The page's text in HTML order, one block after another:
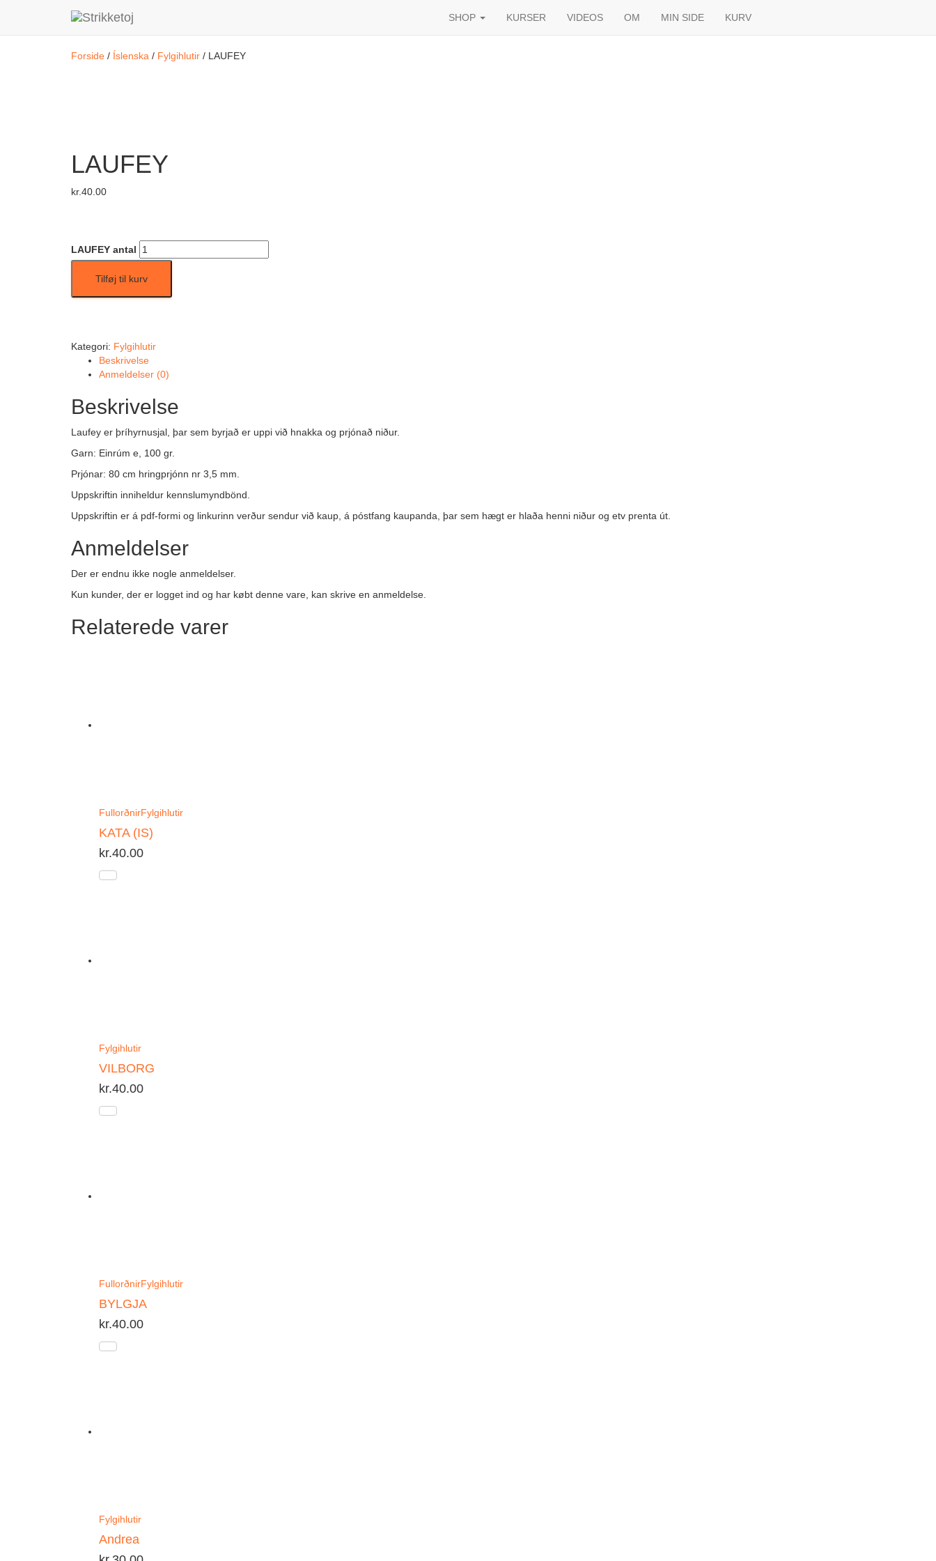
SHOP KURSER VIDEOS OM MIN SIDE KURV
Forside / Íslenska / Fylgihlutir / LAUFEY
LAUFEY
kr.40.00
LAUFEY antal
Tilføj til kurv
Kategori: Fylgihlutir
Beskrivelse
Anmeldelser (0)
Beskrivelse
Laufey er þríhyrnusjal, þar sem byrjað er uppi við hnakka og prjónað niður.
Garn: Einrúm e, 100 gr.
Prjónar: 80 cm hringprjónn nr 3,5 mm.
Uppskriftin inniheldur kennslumyndbönd.
Uppskriftin er á pdf-formi og linkurinn verður sendur við kaup, á póstfang kaupanda, þar sem hægt er hlaða henni niður og etv prenta út.
Anmeldelser
Der er endnu ikke nogle anmeldelser.
Kun kunder, der er logget ind og har købt denne vare, kan skrive en anmeldelse.
Relaterede varer
FullorðnirFylgihlutir
KATA (IS)
kr.40.00
Fylgihlutir
VILBORG
kr.40.00
FullorðnirFylgihlutir
BYLGJA
kr.40.00
Fylgihlutir
Andrea